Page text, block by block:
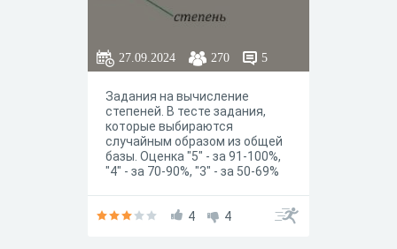
27.09.2024 270 5
Задания на вычисление
степеней. В тесте задания,
которые выбираются
случайным образом из общей
базы. Оценка "5" - за 91-100%,
"4" - за 70-90%, "3" - за 50-69%
4 4